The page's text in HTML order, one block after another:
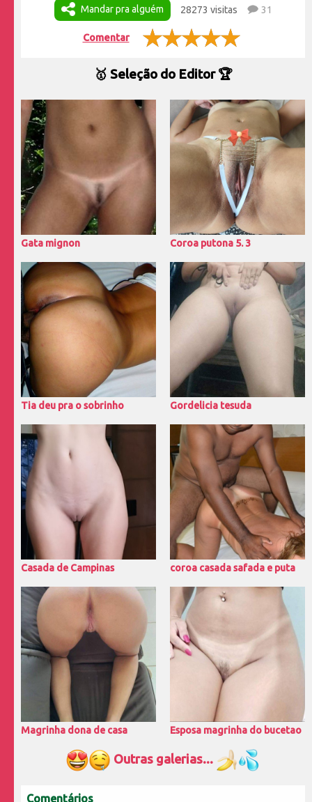
Mandar pra alguém 28273 visitas 31
Comentar
🥇 Seleção do Editor 🏆
Gata mignon Coroa putona 5. 3
Tia deu pra o sobrinho Gordelicia tesuda
Casada de Campinas coroa casada safada e puta
Magrinha dona de casa Esposa magrinha do bucetao
Outras galerias...
Comentários